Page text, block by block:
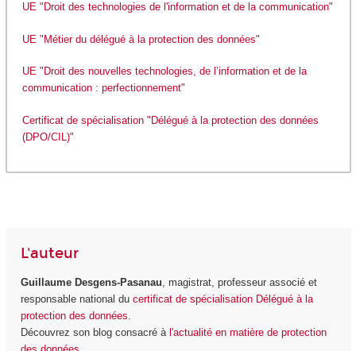
UE "Droit des technologies de l'information et de la communication"
UE "Métier du délégué à la protection des données"
UE "Droit des nouvelles technologies, de l’information et de la
communication : perfectionnement"
Certificat de spécialisation "Délégué à la protection des données
(DPO/CIL)"
L'auteur
Guillaume Desgens-Pasanau, magistrat, professeur associé et
responsable national du certificat de spécialisation Délégué à la
protection des données.
Découvrez son blog consacré à l'actualité en matière de protection